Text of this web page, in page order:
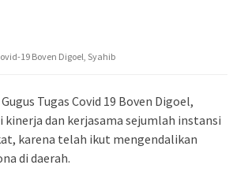
19 Boven Digoel, Syahib
Tugas Covid 19 Boven Digoel,
kinerja dan kerjasama sejumlah instansi
karena telah ikut mengendalikan
di daerah.